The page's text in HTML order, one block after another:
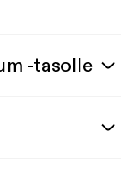
-tasolle